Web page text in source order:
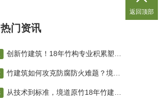
热门资讯
返回顶部